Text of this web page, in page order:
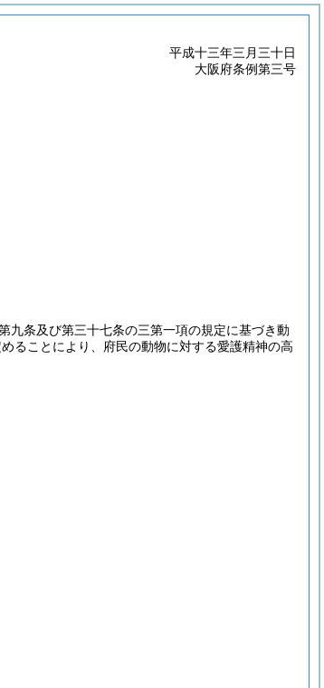
平成十三年三月三十日
大阪府条例第三号
九条及び第三十七条の三第一項の規定に基づき動
ることにより、府民の動物に対する愛護精神の高